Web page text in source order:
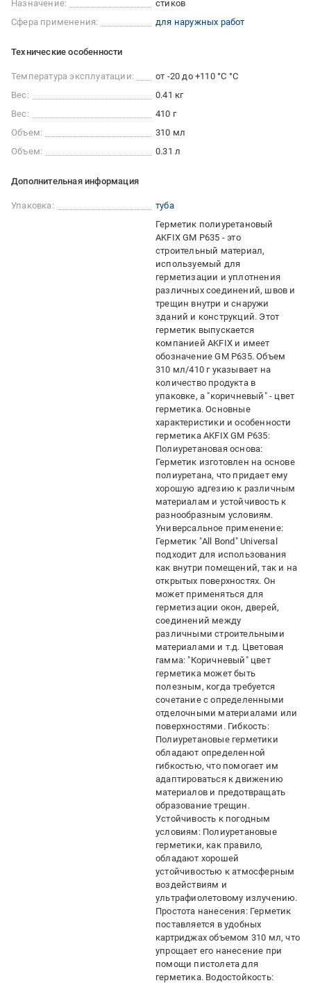
Назначение:
стиков
Сфера применения:
для наружных работ
Технические особенности
Температура эксплуатации:
от -20 до +110 °С °C
Вес:
0.41 кг
Вес:
410 г
Объем:
310 мл
Объем:
0.31 л
Дополнительная информация
Упаковка: туба
Герметик полиуретановый
AKFIX GM P635 - это
строительный материал,
используемый для
герметизации и уплотнения
различных соединений, швов и
трещин внутри и снаружи
зданий и конструкций. Этот
герметик выпускается
компанией AKFIX и имеет
обозначение GM P635. Объем
310 мл/410 г указывает на
количество продукта в
упаковке, а "коричневый" - цвет
герметика. Основные
характеристики и особенности
герметика AKFIX GM P635:
Полиуретановая основа:
Герметик изготовлен на основе
полиуретана, что придает ему
хорошую адгезию к различным
материалам и устойчивость к
разнообразным условиям.
Универсальное применение:
Герметик "All Bond" Universal
подходит для использования
как внутри помещений, так и на
открытых поверхностях. Он
может применяться для
герметизации окон, дверей,
соединений между
различными строительными
материалами и т.д. Цветовая
гамма: "Коричневый" цвет
герметика может быть
полезным, когда требуется
сочетание с определенными
отделочными материалами или
поверхностями. Гибкость:
Полиуретановые герметики
обладают определенной
гибкостью, что помогает им
адаптироваться к движению
материалов и предотвращать
образование трещин.
Устойчивость к погодным
условиям: Полиуретановые
герметики, как правило,
обладают хорошей
устойчивостью к атмосферным
воздействиям и
ультрафиолетовому излучению.
Простота нанесения: Герметик
поставляется в удобных
картриджах объемом 310 мл, что
упрощает его нанесение при
помощи пистолета для
герметика. Водостойкость: